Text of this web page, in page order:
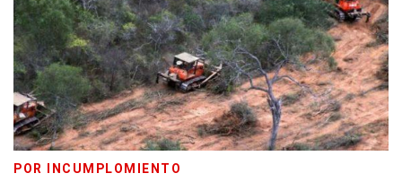
POR INCUMPLOMIENTO